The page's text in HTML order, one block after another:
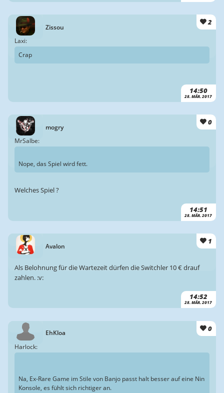
Zissou
2
14:50
28. MÄR. 2017
Laxi:
Crap
mogry
0
14:51
28. MÄR. 2017
MrSalbe:
Nope, das Spiel wird fett.
Welches Spiel ?
Avalon
1
14:52
28. MÄR. 2017
Als Belohnung für die Wartezeit dürfen die Switchler 10 € drauf
zahlen. :v:
EhKloa 0
Harlock:
Na, Ex-Rare Game im Stile von Banjo passt halt besser auf eine Nin
Konsole, es fühlt sich richtiger an.